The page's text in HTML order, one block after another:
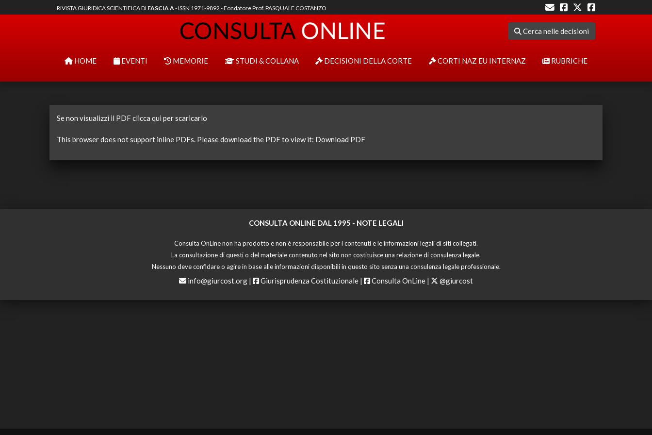
RIVISTA GIURIDICA SCIENTIFICA DI FASCIA A- ISSN 1971-9892 - Fondatore Prof. PASQUALE COSTANZO
Cerca nelle decisioni
HOME EVENTI MEMORIE STUDI & COLLANA DECISIONI DELLA CORTE CORTI NAZ EU INTERNAZ RUBRICHE
Se non visualizzi il PDF clicca qui per scaricarlo
This browser does not support inline PDFs. Please download the PDF to view it: Download PDF
CONSULTA ONLINE DAL 1995 - NOTE LEGALI
Consulta OnLine non ha prodotto e non è responsabile per i contenuti e le informazioni legali di siti collegati.
La consultazione di questi o del materiale contenuto nel sito non costituisce una relazione di consulenza legale.
Nessuno deve confidare o agire in base alle informazioni disponibili in questo sito senza una consulenza legale professionale.
info@giurcost.org | Giurisprudenza Costituzionale | Consulta OnLine | @giurcost